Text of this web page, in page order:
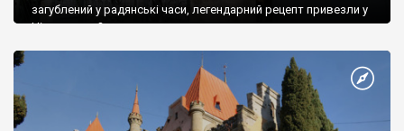
загублений у радянські часи, легендарний рецепт привезли у
Ніжин греки?